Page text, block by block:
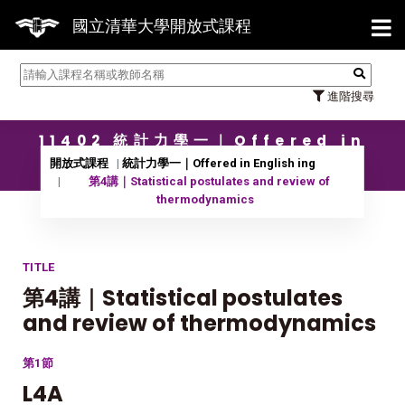
國立清華大學開放式課程
進階搜尋
【
11402 統計力學一｜Offered in
English ing
開放式課程
統計力學一｜Offered in English ing
第4講｜Statistical postulates and review of
thermodynamics
TITLE
第4講｜Statistical postulates
and review of thermodynamics
第1節
L4A